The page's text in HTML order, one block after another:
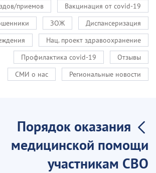
Вакцинация от covid-19
приемов
Диспансеризация
ЗОЖ
Нац. проект здравоохранение
Отзывы
Профилактика covid-19
Региональные новости
СМИ о нас
Порядок оказания
медицинской помощи
участникам СВО